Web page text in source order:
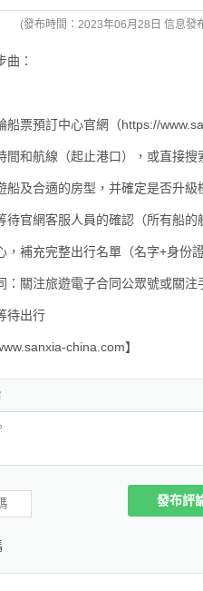
(發布時間：2023年06月28日 信息發
曲：
船票預訂中心官網（https://
間和航線（起止港口），或直接搜
船及合適的房型，并確定是否升
待官網客服人員的確認（所有船的
，補充完整出行名單（名字+身份證
：關注旅遊電子合同公眾號或關
待出行
china.com】
發布評